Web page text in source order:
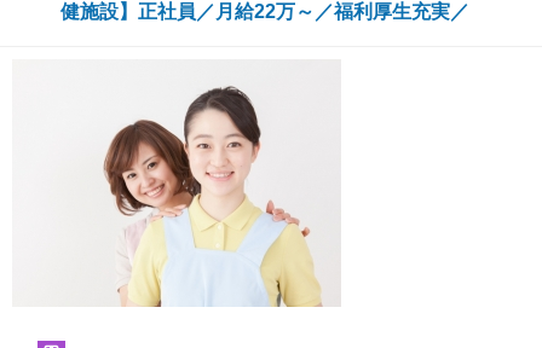
健施設】正社員／月給22万～／福利厚生充実／